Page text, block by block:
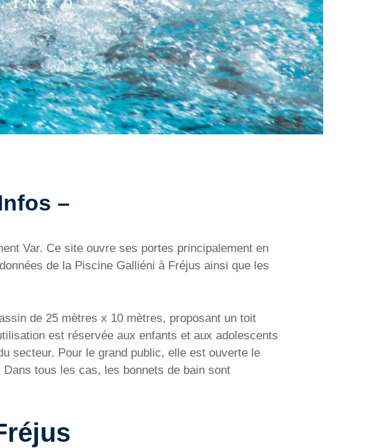
–
Var. Ce site ouvre ses portes principalement en
de la Piscine Galliéni à Fréjus ainsi que les
de 25 mètres x 10 mètres, proposant un toit
est réservée aux enfants et aux adolescents
secteur. Pour le grand public, elle est ouverte le
tous les cas, les bonnets de bain sont